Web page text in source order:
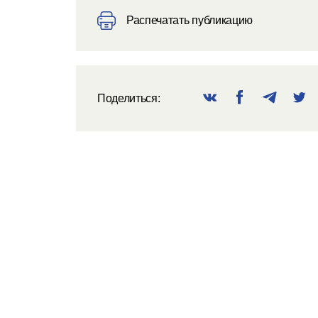
Распечатать публикацию
Поделиться: